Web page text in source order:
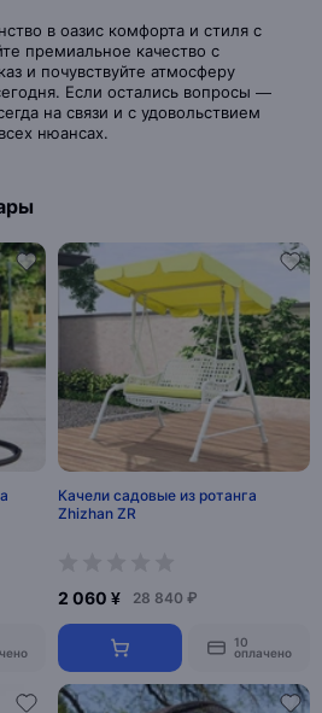
в оазис комфорта и стиля с
премиальное качество с
и почувствуйте атмосферу
Если остались вопросы —
на связи и с удовольствием
нюансах.
Качели садовые из ротанга
Zhizhan ZR
2 060 ¥ 28 840 ₽
10
оплачено